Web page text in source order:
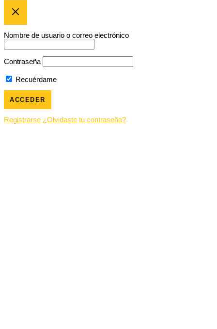
Nombre de usuario o correo electrónico
Contraseña
Recuérdame
Registrarse ¿Olvidaste tu contraseña?